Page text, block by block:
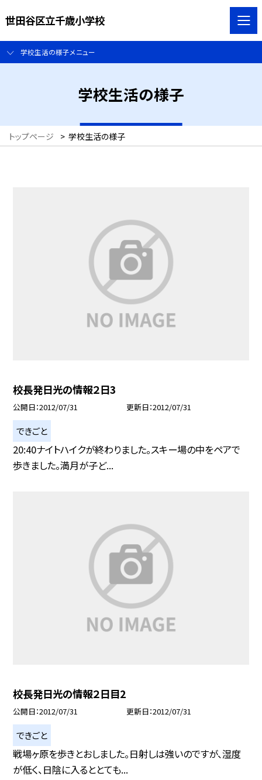
世田谷区立千歳小学校
学校生活の様子メニュー
学校生活の様子
トップページ > 学校生活の様子
校長発日光の情報２日3
公開日 2012/07/31 更新日 2012/07/31
できごと
20:40ナイトハイクが終わりました。スキー場の中をペアで
歩きました。満月が子ど...
校長発日光の情報２日目2
公開日 2012/07/31 更新日 2012/07/31
できごと
戦場ヶ原を歩きとおしました。日射しは強いのですが、湿度
が低く、日陰に入るととても...